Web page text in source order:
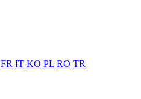
FR IT KO PL RO TR